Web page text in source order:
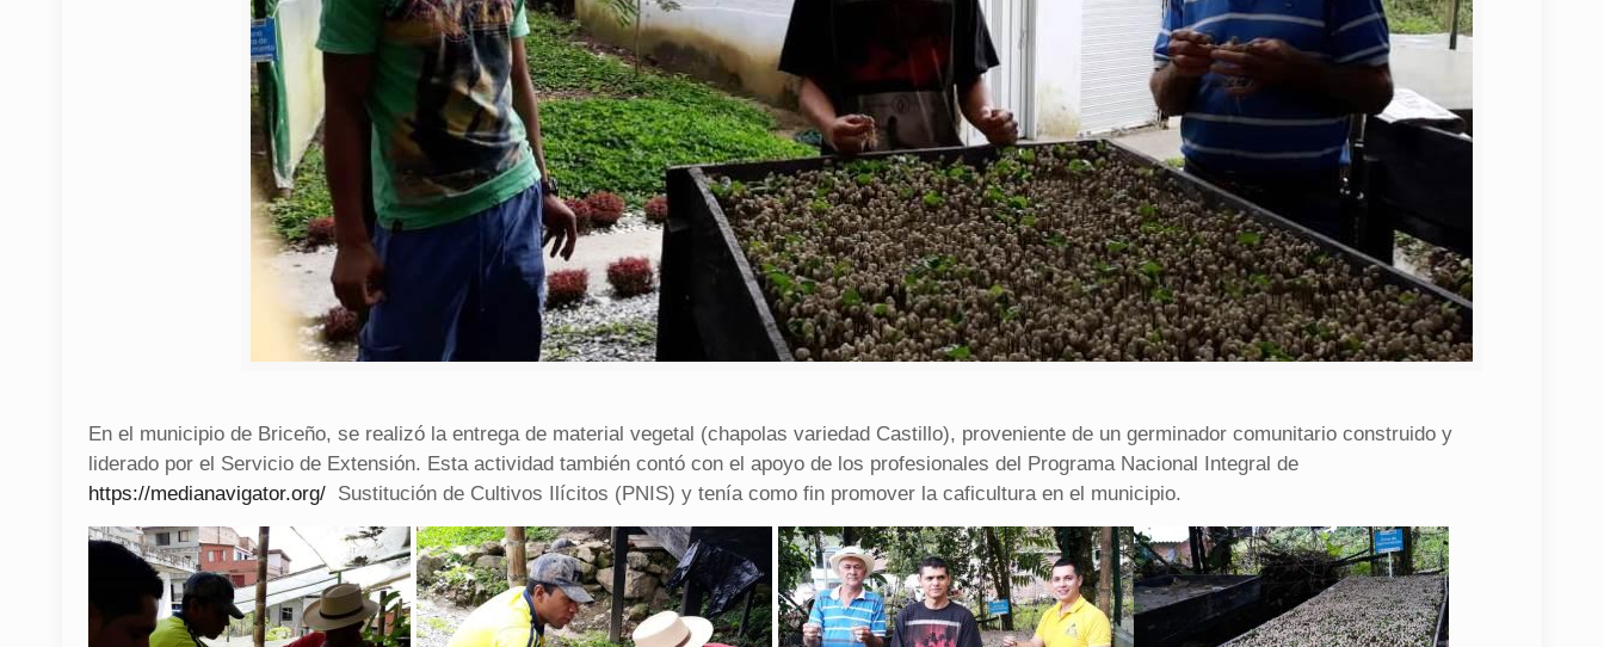
En el municipio de Briceño, se realizó la entrega de material vegetal (chapolas variedad Castillo), proveniente de un germinador comunitario construido y
liderado por el Servicio de Extensión. Esta actividad también contó con el apoyo de los profesionales del Programa Nacional Integral de
https://medianavigator.org/ Sustitución de Cultivos Ilícitos (PNIS) y tenía como fin promover la caficultura en el municipio.